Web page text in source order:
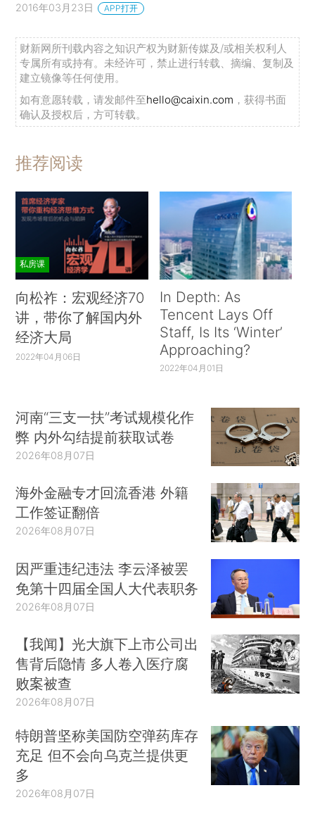
2016年03月23日 APP打开
财新网所刊载内容之知识产权为财新传媒及/或相关权利人
专属所有或持有。未经许可，禁止进行转载、摘编、复制及
建立镜像等任何使用。
如有意愿转载，请发邮件至hello@caixin.com ，获得书面
确认及授权后，方可转载。
推荐阅读
私房课
向松祚：宏观经济70
讲，带你了解国内外
经济大局
2022年04月06日
In Depth: As
Tencent Lays Off
Staff, Is Its ‘Winter’
Approaching?
2022年04月01日
河南“三支一扶”考试规模化作
弊 内外勾结提前获取试卷
2026年08月07日
海外金融专才回流香港 外籍
工作签证翻倍
2026年08月07日
因严重违纪违法 李云泽被罢
免第十四届全国人大代表职务
2026年08月07日
【我闻】光大旗下上市公司出
售背后隐情 多人卷入医疗腐
败案被查
2026年08月07日
特朗普坚称美国防空弹药库存
充足 但不会向乌克兰提供更
多
2026年08月07日